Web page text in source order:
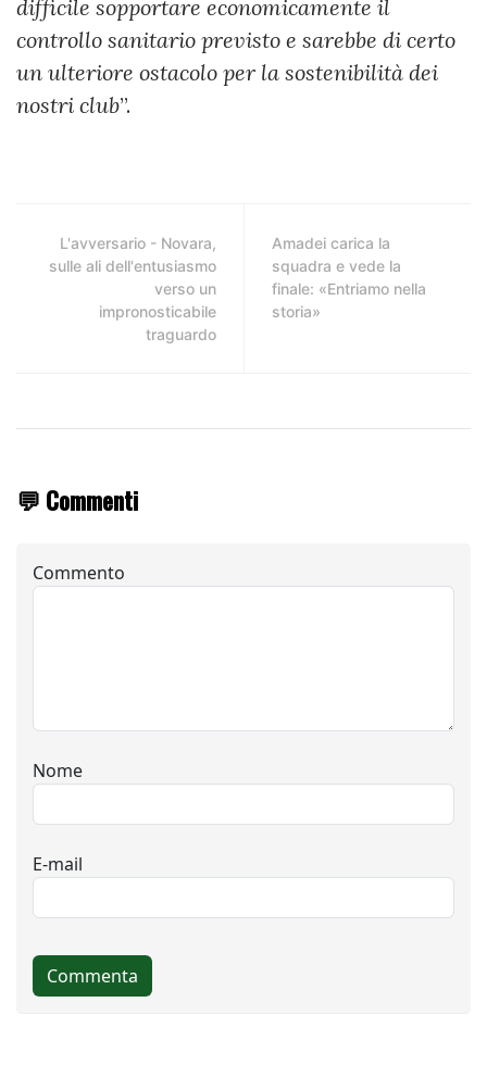
difficile sopportare economicamente il
controllo sanitario previsto e sarebbe di certo
un ulteriore ostacolo per la sostenibilità dei
nostri club”.
L'avversario - Novara,
sulle ali dell'entusiasmo
verso un
impronosticabile
traguardo
Amadei carica la
squadra e vede la
finale: «Entriamo nella
storia»
💬 Commenti